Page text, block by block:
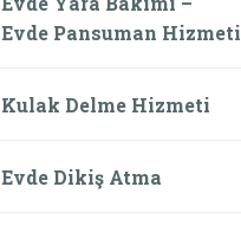
Evde Pansuman Hizmeti
Kulak Delme Hizmeti
Evde Dikiş Atma